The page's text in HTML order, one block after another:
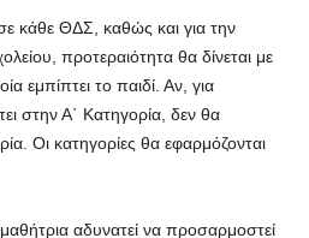
κάθε ΘΔΣ, καθώς και για την
προτεραιότητα θα δίνεται με
εμπίπτει το παιδί. Αν, για
στην Α΄ Κατηγορία, δεν θα
Οι κατηγορίες θα εφαρμόζονται
αδυνατεί να προσαρμοστεί